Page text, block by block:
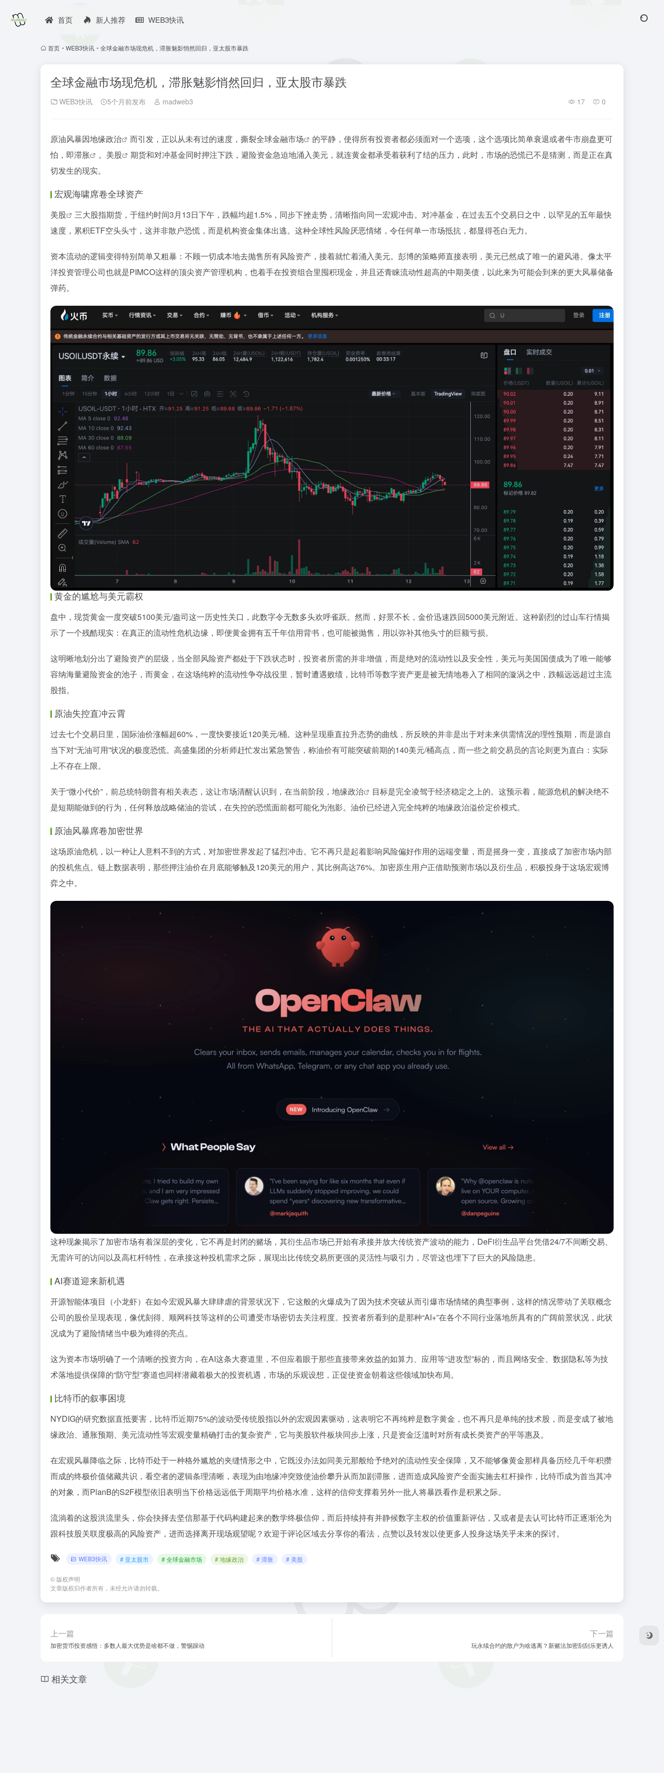
首页 新人推荐 WEB3快讯
首页 • WEB3快讯 • 全球金融市场现危机，滞胀魅影悄然回归，亚太股市暴跌
全球金融市场现危机，滞胀魅影悄然回归，亚太股市暴跌
WEB3快讯 5个月前发布 madweb3 17 0
原油风暴因地缘政治 而引发，正以从未有过的速度，撕裂全球金融市场
的平静，使得所有投资者都必须面对一个选项，这个选项比简单衰退或者牛市崩盘更可
怕，即滞胀 。 美股
期货和对冲基金同时押注下跌，避险资金急迫地涌入美元，就连黄金都承受着获利了结的压力，此时，市场的恐慌已不是猜测，而是正在真
切发生的现实。
宏观海啸席卷全球资产
美股
三大股指期货，于纽约时间3月13日下午，跌幅均超1.5%，同步下挫走势，清晰指向同一宏观冲击。对冲基金，在过去五个交易日之中，以罕见的五年最快
速度，累积ETF空头头寸，这并非散户恐慌，而是机构资金集体出逃。这种全球性风险厌恶情绪，令任何单一市场抵抗，都显得苍白无力。
资本流动的逻辑变得特别简单又粗暴：不顾一切成本地去抛售所有风险资产，接着就忙着涌入美元。彭博的策略师直接表明，美元已然成了唯一的避风港。像太平
洋投资管理公司也就是PIMCO这样的顶尖资产管理机构，也着手在投资组合里囤积现金，并且还青睐流动性超高的中期美债，以此来为可能会到来的更大风暴储备
弹药。
黄金的尴尬与美元霸权
盘中，现货黄金一度突破5100美元/盎司这一历史性关口，此数字令无数多头欢呼雀跃。然而，好景不长，金价迅速跌回5000美元附近。这种剧烈的过山车行情揭
示了一个残酷现实：在真正的流动性危机边缘，即便黄金拥有五千年信用背书，也可能被抛售，用以弥补其他头寸的巨额亏损。
这明晰地划分出了避险资产的层级，当全部风险资产都处于下跌状态时，投资者所需的并非增值，而是绝对的流动性以及安全性，美元与美国国债成为了唯一能够
容纳海量避险资金的池子，而黄金，在这场纯粹的流动性争夺战役里，暂时遭遇败绩，比特币等数字资产更是被无情地卷入了相同的漩涡之中，跌幅远远超过主流
股指。
原油失控直冲云霄
过去七个交易日里，国际油价涨幅超60%，一度快要接近120美元/桶。这种呈现垂直拉升态势的曲线，所反映的并非是出于对未来供需情况的理性预期，而是源自
当下对“无油可用”状况的极度恐慌。高盛集团的分析师赶忙发出紧急警告，称油价有可能突破前期的140美元/桶高点，而一些之前交易员的言论则更为直白：实际
上不存在上限。
关于“微小代价”，前总统特朗普有相关表态，这让市场清醒认识到，在当前阶段， 地缘政治
目标是完全凌驾于经济稳定之上的。这预示着，能源危机的解决绝不
是短期能做到的行为，任何释放战略储油的尝试，在失控的恐慌面前都可能化为泡影。油价已经进入完全纯粹的地缘政治溢价定价模式。
原油风暴席卷加密世界
这场原油危机，以一种让人意料不到的方式，对加密世界发起了猛烈冲击。它不再只是起着影响风险偏好作用的远端变量，而是摇身一变，直接成了加密市场内部
的投机焦点。链上数据表明，那些押注油价在月底能够触及120美元的用户，其比例高达76%。加密原生用户正借助预测市场以及衍生品，积极投身于这场宏观博
弈之中。
这种现象揭示了加密市场有着深层的变化，它不再是封闭的赌场，其衍生品市场已开始有承接并放大传统资产波动的能力，DeFi衍生品平台凭借24/7不间断交易、
无需许可的访问以及高杠杆特性，在承接这种投机需求之际，展现出比传统交易所更强的灵活性与吸引力，尽管这也埋下了巨大的风险隐患。
AI赛道迎来新机遇
开源智能体项目（小龙虾）在如今宏观风暴大肆肆虐的背景状况下，它这般的火爆成为了因为技术突破从而引爆市场情绪的典型事例，这样的情况带动了关联概念
公司的股价呈现表现，像优刻得、顺网科技等这样的公司遭受市场密切去关注程度。投资者所看到的是那种“AI+”在各个不同行业落地所具有的广阔前景状况，此状
况成为了避险情绪当中极为难得的亮点。
这为资本市场明确了一个清晰的投资方向，在AI这条大赛道里，不但应着眼于那些直接带来效益的如算力、应用等“进攻型”标的，而且网络安全、数据隐私等为技
术落地提供保障的“防守型”赛道也同样潜藏着极大的投资机遇，市场的乐观设想，正促使资金朝着这些领域加快布局。
比特币的叙事困境
NYDIG的研究数据直抵要害，比特币近期75%的波动受传统股指以外的宏观因素驱动，这表明它不再纯粹是数字黄金，也不再只是单纯的技术股，而是变成了被地
缘政治、通胀预期、美元流动性等宏观变量精确打击的复杂资产，它与美股软件板块同步上涨，只是资金泛滥时对所有成长类资产的平等惠及。
在宏观风暴降临之际，比特币处于一种格外尴尬的夹缝情形之中，它既没办法如同美元那般给予绝对的流动性安全保障，又不能够像黄金那样具备历经几千年积攒
而成的终极价值储藏共识，看空者的逻辑条理清晰，表现为由地缘冲突致使油价攀升从而加剧滞胀，进而造成风险资产全面实施去杠杆操作，比特币成为首当其冲
的对象，而PlanB的S2F模型依旧表明当下价格远远低于周期平均价格水准，这样的信仰支撑着另外一批人将暴跌看作是积累之际。
流淌着的这股洪流里头，你会抉择去坚信那基于代码构建起来的数学终极信仰，而后持续持有并静候数字主权的价值重新评估，又或者是去认可比特币正逐渐沦为
跟科技股关联度极高的风险资产，进而选择离开现场观望呢？欢迎于评论区域去分享你的看法，点赞以及转发以使更多人投身这场关乎未来的探讨。
WEB3快讯 # 亚太股市 # 全球金融市场 # 地缘政治 # 滞胀 # 美股
© 版权声明
文章版权归作者所有，未经允许请勿转载。
上一篇
加密货币投资感悟：多数人最大优势是啥都不做，警惕躁动
下一篇
玩永续合约的散户为啥逃离？新赌法加密刮刮乐更诱人
相关文章